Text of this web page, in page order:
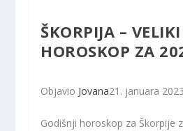
ŠKORPIJA –
HOROSKOP ZA
Objavio Jovana21. januara
Godišnji horoskop za Škorpije